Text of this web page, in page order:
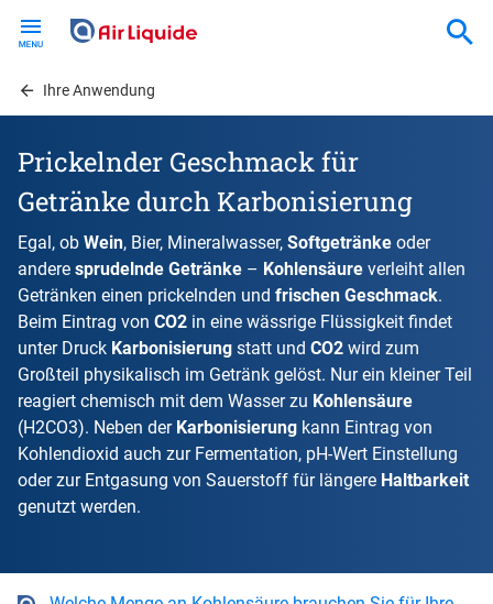
contentIhre Anwendung
Prickelnder Geschmack für
Getränke durch Karbonisierung
Egal, ob Wein, Bier, Mineralwasser, Softgetränke oder
andere sprudelnde Getränke – Kohlensäure verleiht allen
Getränken einen prickelnden und frischen Geschmack.
Beim Eintrag von CO2 in eine wässrige Flüssigkeit findet
unter Druck Karbonisierung statt und CO2 wird zum
Großteil physikalisch im Getränk gelöst. Nur ein kleiner Teil
reagiert chemisch mit dem Wasser zu Kohlensäure
(H2CO3). Neben der Karbonisierung kann Eintrag von
Kohlendioxid auch zur Fermentation, pH-Wert Einstellung
oder zur Entgasung von Sauerstoff für längere Haltbarkeit
genutzt werden.